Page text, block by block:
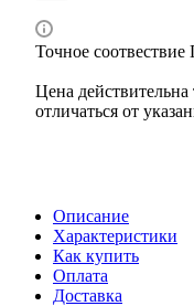
Точное
Цена
отличаться от
Описание
Характеристики
Как купить
Оплата
Доставка